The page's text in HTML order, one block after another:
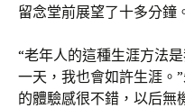
留念堂前展望了十多分鐘
“老年人的這種生涯方法
一天，我也會如許生涯。
的體驗感很不錯，以后無